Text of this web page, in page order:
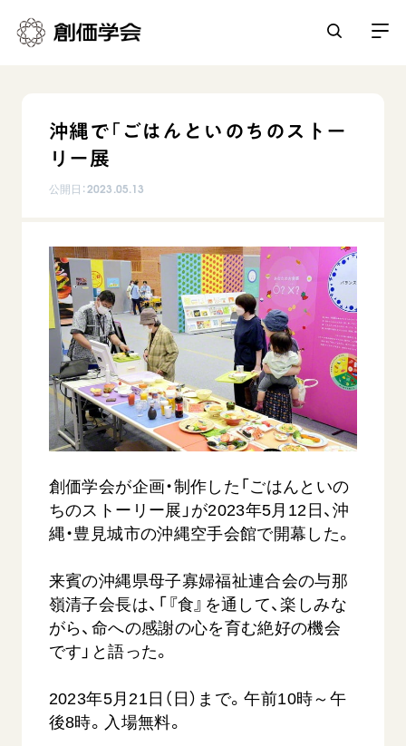
聖典
日蓮大聖人の仏法（教学入門）
釈尊～法華経
日蓮大聖人
創価学会の三代会長
初代会長・牧口常三郎先生
第2代会長・戸田城聖先生
第3代会長・池田大作先生
日常の活動
座談会
仏法を学ぶ
仏法を語る
主な行事
年間の活動について
友人葬
彼岸
「平和の文化」を構築
核兵器の廃絶に向け連帯を拡大
「人権文化」「ジェンダー平等」を促進
「持続可能な開発目標（SDGs）」の取り組み
人道支援
音楽活動
展示活動
図書贈呈
世界の創価学会
各国ウェブサイト
世界の創価学会の歴史
基本情報
創価学会 会憲
創価学会 会則
創価学会 社会憲章
会長・理事長・各部長の紹介
沿革
入会について
関連団体
道府県中心会館
会員サポート
座談会御書ｅ講義
御書検索［新版］
関連リンク
創価学会総本部
墓地公園・納骨堂
聖教電子版
聖教ブックストア
soka youth media
Soka Gakkai グローバルサイト
ご意見
ご利用にあたって
SOKA PICKS
沖縄で「ごはんといのちのストー
リー展
公開日：2023.05.13
創価学会が企画・制作した「ごはんといの
ちのストーリー展」が2023年5月12日、沖
縄・豊見城市の沖縄空手会館で開幕した。
来賓の沖縄県母子寡婦福祉連合会の与那
嶺清子会長は、「『食』を通して、楽しみな
がら、命への感謝の心を育む絶好の機会
です」と語った。
2023年5月21日（日）まで。午前10時～午
後8時。入場無料。